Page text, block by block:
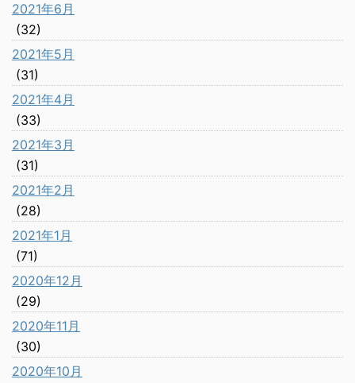
2021年6月
(32)
2021年5月
(31)
2021年4月
(33)
2021年3月
(31)
2021年2月
(28)
2021年1月
(71)
2020年12月
(29)
2020年11月
(30)
2020年10月